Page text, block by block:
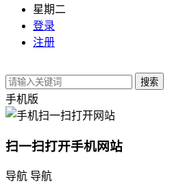
星期二
登录
注册
搜索
手机版
扫一扫打开手机网站
导航 导航